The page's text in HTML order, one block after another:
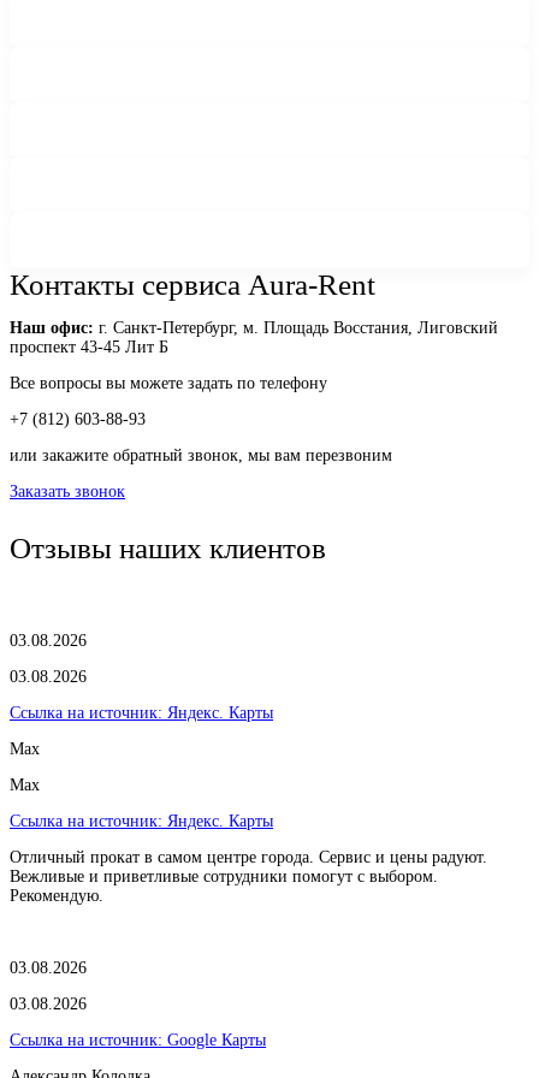
Контакты сервиса Aura-Rent
Наш офис: г. Санкт-Петербург, м. Площадь Восстания, Лиговский
проспект 43-45 Лит Б
Все вопросы вы можете задать по телефону
+7 (812) 603-88-93
или закажите обратный звонок, мы вам перезвоним
Заказать звонок
Отзывы наших клиентов
03.08.2026
03.08.2026
Ссылка на источник: Яндекс. Карты
Max
Max
Ссылка на источник: Яндекс. Карты
Отличный прокат в самом центре города. Сервис и цены радуют.
Вежливые и приветливые сотрудники помогут с выбором.
Рекомендую.
03.08.2026
03.08.2026
Ссылка на источник: Google Карты